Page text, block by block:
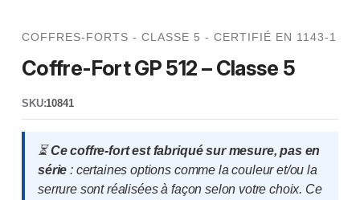
COFFRES-FORTS - CLASSE 5 - CERTIFIÉ EN 1143-1
Coffre-Fort GP 512 – Classe 5
SKU:10841
⏳Ce coffre-fort est fabriqué sur mesure, pas en
série : certaines options comme la couleur et/ou la
serrure sont réalisées à façon selon votre choix. Ce